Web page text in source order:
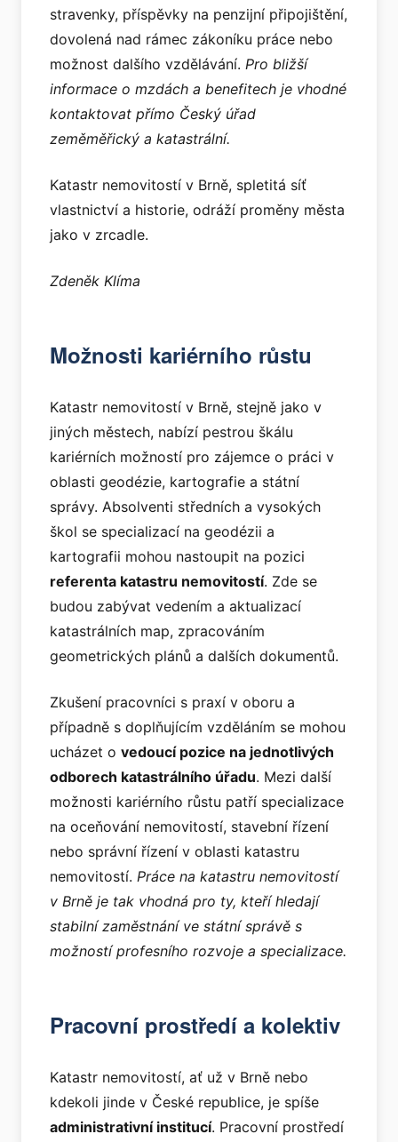
stravenky, příspěvky na penzijní připojištění,
dovolená nad rámec zákoníku práce nebo
možnost dalšího vzdělávání. Pro bližší
informace o mzdách a benefitech je vhodné
kontaktovat přímo Český úřad
zeměměřický a katastrální.
Katastr nemovitostí v Brně, spletitá síť
vlastnictví a historie, odráží proměny města
jako v zrcadle.
Zdeněk Klíma
Možnosti kariérního růstu
Katastr nemovitostí v Brně, stejně jako v
jiných městech, nabízí pestrou škálu
kariérních možností pro zájemce o práci v
oblasti geodézie, kartografie a státní
správy. Absolventi středních a vysokých
škol se specializací na geodézii a
kartografii mohou nastoupit na pozici
referenta katastru nemovitostí. Zde se
budou zabývat vedením a aktualizací
katastrálních map, zpracováním
geometrických plánů a dalších dokumentů.
Zkušení pracovníci s praxí v oboru a
případně s doplňujícím vzděláním se mohou
ucházet o vedoucí pozice na jednotlivých
odborech katastrálního úřadu. Mezi další
možnosti kariérního růstu patří specializace
na oceňování nemovitostí, stavební řízení
nebo správní řízení v oblasti katastru
nemovitostí. Práce na katastru nemovitostí
v Brně je tak vhodná pro ty, kteří hledají
stabilní zaměstnání ve státní správě s
možností profesního rozvoje a specializace.
Pracovní prostředí a kolektiv
Katastr nemovitostí, ať už v Brně nebo
kdekoli jinde v České republice, je spíše
administrativní institucí. Pracovní prostředí